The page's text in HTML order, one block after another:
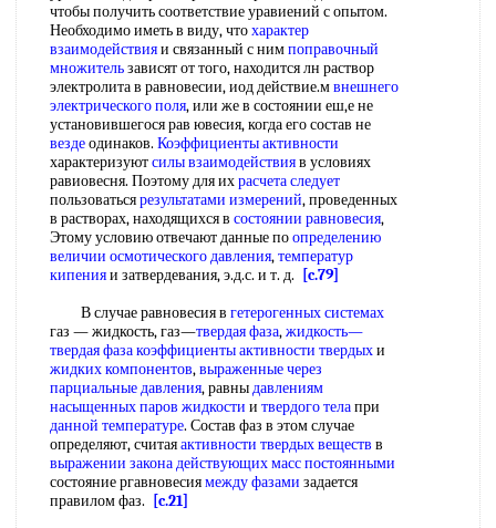
чтобы получить соответствие уравиений с опытом.
Необходимо иметь в виду, чтохарактер
взаимодействияи связанный с нимпоправочный
множительзависят от того, находится лн раствор
электролита в равновесии, иод действие.мвнешнего
электрического поля, или же в состоянии еш,е не
установившегося рав ювесия, когда его состав не
вездеодинаков. Коэффициенты активности
характеризуютсилы взаимодействияв условиях
равиовесня. Поэтому для ихрасчета следует
пользоватьсярезультатами измерений, проведенных
в растворах, находящихся в состоянии равновесия,
Этому условию отвечают данные поопределению
величии осмотического давления,температур
кипенияи затвердевания, э.д.с. и т. д.
[c.79]
В случае равновесия в гетерогенных системах
газ — жидкость, газ—твердая фаза,жидкость—
твердая фазакоэффициенты активности твердыхи
жидких компонентов,выраженные через
парциальные давления, равныдавлениям
насыщенных паров жидкости и твердого телапри
данной температуре. Состав фаз в этом случае
определяют, считаяактивности твердых веществ в
выражении закона действующихмасс постоянными
состояние ргавновесиямежду фазами задается
правилом фаз.
[c.21]